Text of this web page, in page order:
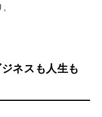
ネスも人生も